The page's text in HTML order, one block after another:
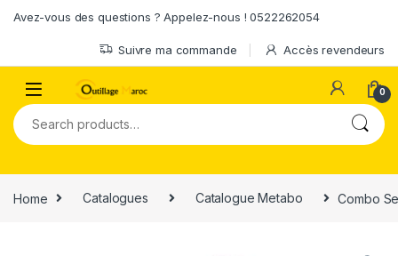
Avez-vous des questions ? Appelez-nous ! 0522262054
Suivre ma commande Accès revendeurs
0
Search for:
Home Catalogues Catalogue Metabo Combo